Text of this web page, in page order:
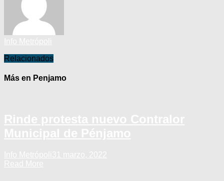
Relacionados
Más en Penjamo